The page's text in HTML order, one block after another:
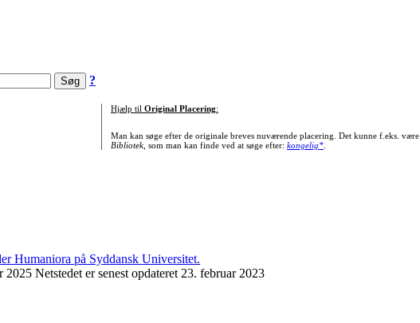
?
Hjælp til Original Placering:
Man kan søge efter de originale breves nuværende placering. Det kunne f.eks. være
Bibliotek, som man kan finde ved at søge efter: kongelig*.
Netstedet er senest opdateret 23. februar 2023